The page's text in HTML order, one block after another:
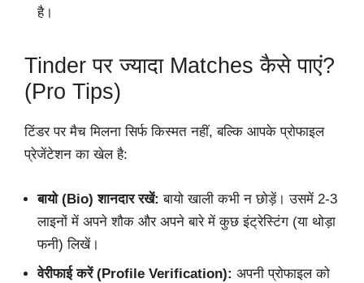
है।
Tinder पर ज्यादा Matches कैसे पाएं?
(Pro Tips)
टिंडर पर मैच मिलना सिर्फ किस्मत नहीं, बल्कि आपके प्रोफाइल
प्रेजेंटेशन का खेल है:
बायो (Bio) शानदार रखें: बायो खाली कभी न छोड़ें। उसमें 2-3
लाइनों में अपने शौक और अपने बारे में कुछ इंट्रेस्टिंग (या थोड़ा
फनी) लिखें।
वेरीफाई करें (Profile Verification): अपनी प्रोफाइल को